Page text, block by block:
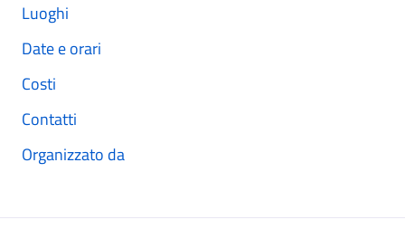
Luoghi
Date e orari
Costi
Contatti
Organizzato da